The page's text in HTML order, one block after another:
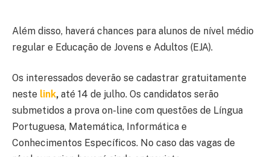
Além disso, haverá chances para alunos de nível médio
regular e Educação de Jovens e Adultos (EJA).
Os interessados deverão se cadastrar gratuitamente
neste link, até 14 de julho. Os candidatos serão
submetidos a prova on-line com questões de Língua
Portuguesa, Matemática, Informática e
Conhecimentos Específicos. No caso das vagas de